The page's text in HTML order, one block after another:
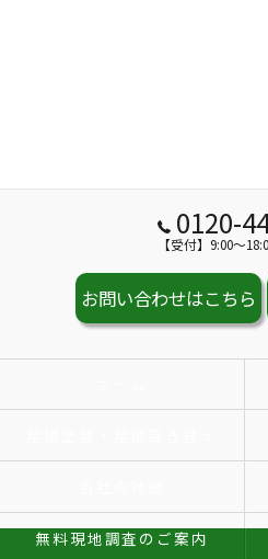
0120-
【受付】9:00～
お問い合わせはこちら
無料現地調査のご案内